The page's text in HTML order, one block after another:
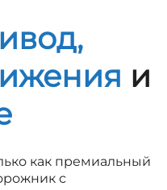
и
как премиальный
с